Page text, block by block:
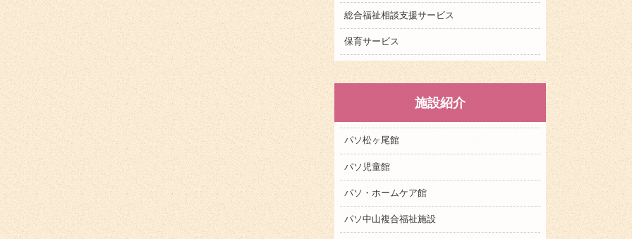
総合福祉相談支援サービス
保育サービス
施設紹介
パソ松ヶ尾館
パソ児童館
パソ・ホームケア館
パソ中山複合福祉施設